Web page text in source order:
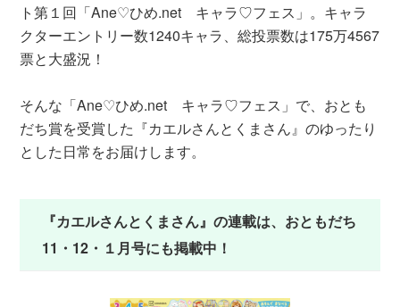
ト第１回「Ane♡ひめ.net キャラ♡フェス」。キャラ
クターエントリー数1240キャラ、総投票数は175万4567
票と大盛況！
そんな「Ane♡ひめ.net キャラ♡フェス」で、おとも
だち賞を受賞した『カエルさんとくまさん』のゆったり
とした日常をお届けします。
『カエルさんとくまさん』の連載は、おともだち
11・12・１月号にも掲載中！